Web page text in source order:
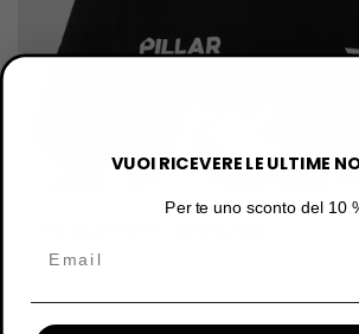
VUOI RICEVERE LE ULTIME
Per te uno sconto del 10